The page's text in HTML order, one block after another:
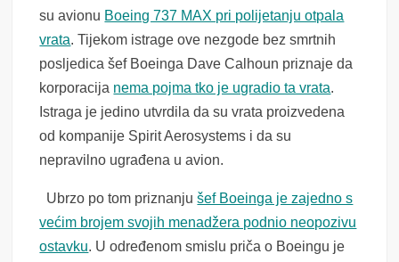
su avionu Boeing 737 MAX pri polijetanju otpala
vrata. Tijekom istrage ove nezgode bez smrtnih
posljedica šef Boeinga Dave Calhoun priznaje da
korporacija nema pojma tko je ugradio ta vrata.
Istraga je jedino utvrdila da su vrata proizvedena
od kompanije Spirit Aerosystems i da su
nepravilno ugrađena u avion.
Ubrzo po tom priznanjušef Boeinga je zajedno s
većim brojem svojih menadžera podnio neopozivu
ostavku. U određenom smislu priča o Boeingu je